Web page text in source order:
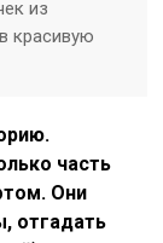
из
красивую
часть
Они
отгадать